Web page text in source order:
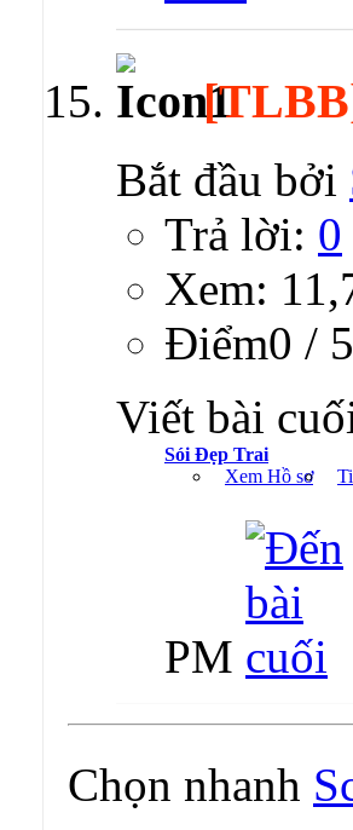
Bắt đầu bởi
Trả lời: 0
Xem:
Ðiểm0 / 5
Viết bài
Sói Đẹp Trai
Xem Hồ sơ
PM
Chọn nhanh